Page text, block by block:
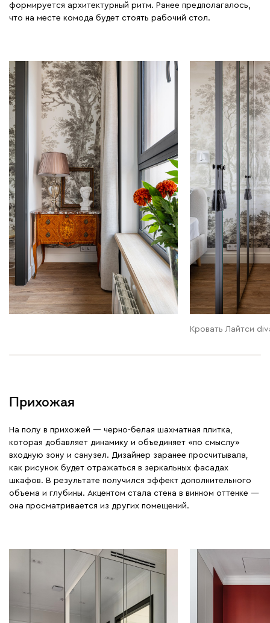
формируется архитектурный ритм. Ранее предполагалось,
что на месте комода будет стоять рабочий стол.
Кровать Лайтси
Прихожая
На полу в прихожей — черно-белая шахматная плитка,
которая добавляет динамику и объединяет «по смыслу»
входную зону и санузел. Дизайнер заранее просчитывала,
как рисунок будет отражаться в зеркальных фасадах
шкафов. В результате получился эффект дополнительного
объема и глубины. Акцентом стала стена в винном оттенке —
она просматривается из других помещений.